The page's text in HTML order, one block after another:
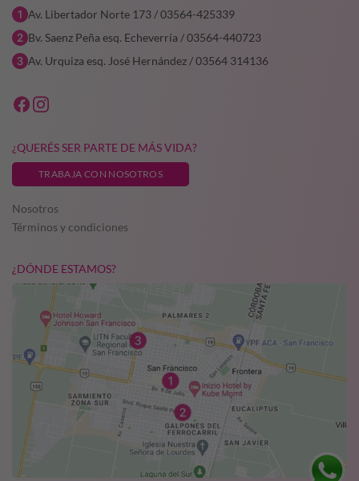
Av. Libertador Norte 173 / 03564-425339
Bv. Saenz Peña esq. Echeverría / 03564-440723
Av. Urquiza esq. José Hernández / 03564 314136
¿QUERÉS SER PARTE DE MÁS VIDA?
TRABAJA CON NOSOTROS
Nosotros
Términos y condiciones
¿DÓNDE ESTAMOS?